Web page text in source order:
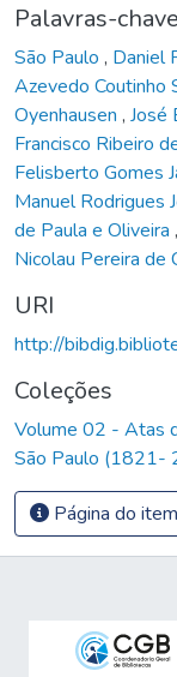
Palavras-chave
São Paulo , Daniel
Azevedo Coutinho
Oyenhausen , José
Francisco Ribeiro
Felisberto Gomes
Manuel Rodrigues
de Paula e Oliveira ,
Nicolau Pereira de
URI
http://
Coleções
Volume 02 - Atas
São Paulo (1821-
Página do